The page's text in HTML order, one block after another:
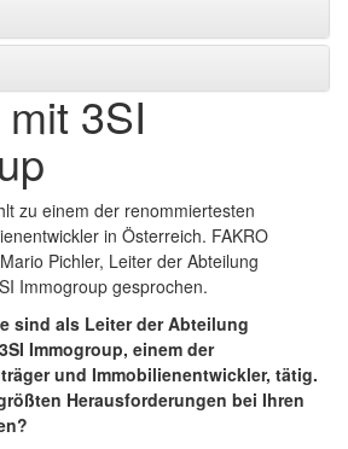
3SI
zu einem der renommiertesten
in Österreich. FAKRO
Pichler, Leiter der Abteilung
Immogroup gesprochen.
sind als Leiter der Abteilung
Immogroup, einem der
und Immobilienentwickler, tätig.
Herausforderungen bei Ihren